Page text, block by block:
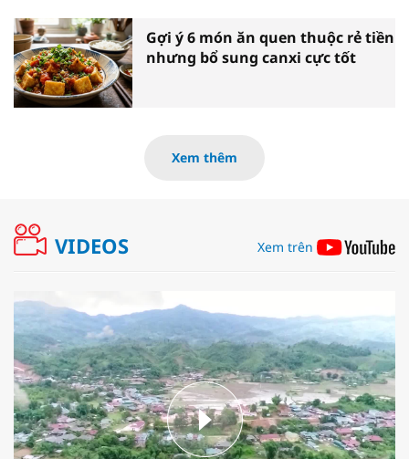
Gợi ý 6 món ăn quen thuộc rẻ tiền
nhưng bổ sung canxi cực tốt
Xem thêm
VIDEOS Xem trên